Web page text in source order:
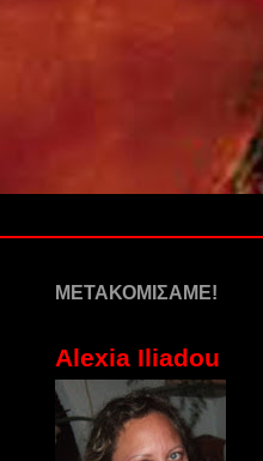
ΜΕΤΑΚΟΜΙΣΑΜΕ!
Alexia Iliadou